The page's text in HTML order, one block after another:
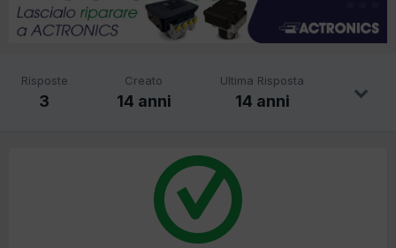
Risposte
3
Creato
14 anni
Ultima Risposta
14 anni